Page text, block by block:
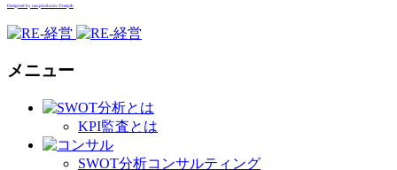
Designed by rawpixel.com / Freepik
メニュー
KPI監査とは
SWOT分析コンサルティング